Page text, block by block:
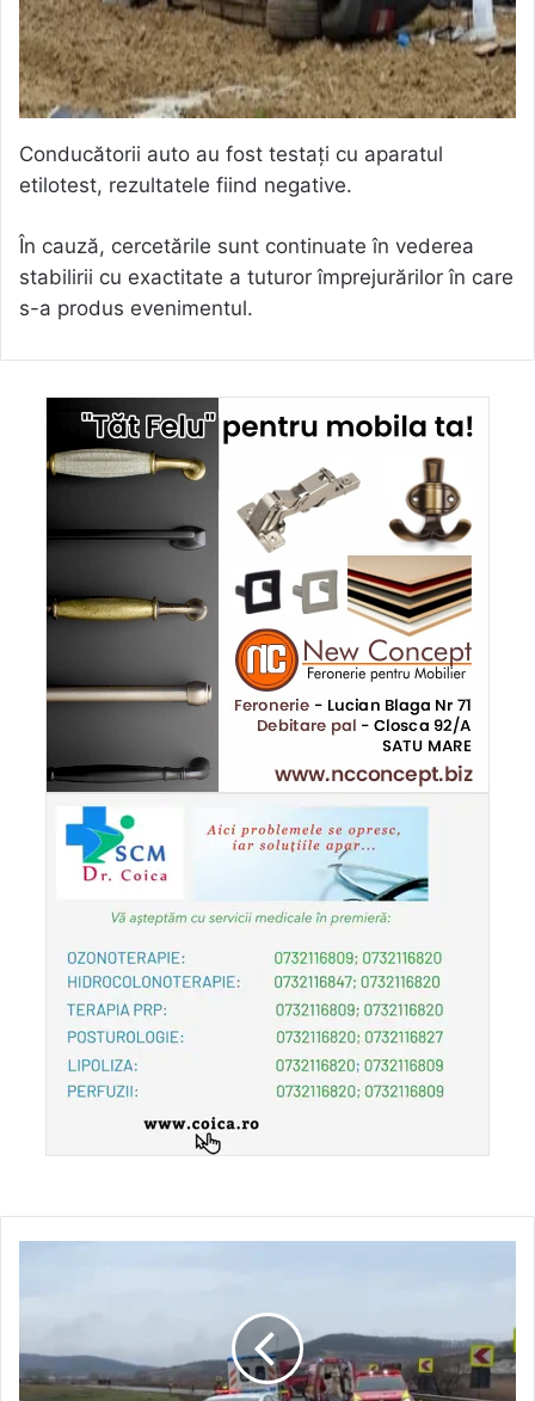
Conducătorii auto au fost testați cu aparatul
etilotest, rezultatele fiind negative.
În cauză, cercetările sunt continuate în vederea
stabilirii cu exactitate a tuturor împrejurărilor în care
s-a produs evenimentul.